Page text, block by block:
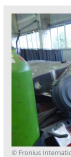
© Fronius